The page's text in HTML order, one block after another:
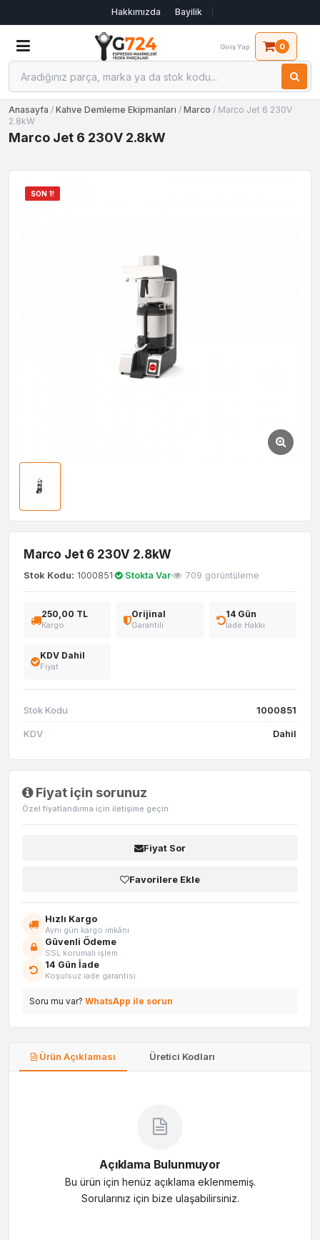
Hakkımızda Bayilik
Giriş Yap 0
Anasayfa / Kahve Demleme Ekipmanları / Marco / Marco Jet 6 230V
2.8kW
Marco Jet 6 230V 2.8kW
SON 1!
Marco Jet 6 230V 2.8kW
Stok Kodu: 1000851 Stokta Var 709 görüntüleme
250,00 TL
Kargo
Orijinal
Garantili
14 Gün
İade Hakkı
KDV Dahil
Fiyat
Stok Kodu 1000851
KDV Dahil
Fiyat için sorunuz
Özel fiyatlandırma için iletişime geçin
Fiyat Sor
Favorilere Ekle
Hızlı Kargo
Aynı gün kargo imkânı
Güvenli Ödeme
SSL korumalı işlem
14 Gün İade
Koşulsuz iade garantisi
Soru mu var? WhatsApp ile sorun
Ürün Açıklaması Üretici Kodları
Açıklama Bulunmuyor
Bu ürün için henüz açıklama eklenmemiş.
Sorularınız için bize ulaşabilirsiniz.